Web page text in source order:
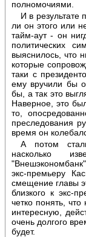
полномочиями.
И в
ли он этого или
тайм-аут - он
политических
выяснилось, что
которые
таки с
ему вручили бы
бы, а так это
Наверное, это
то,
преследования
время он
А потом
насколько
экс-премьеру
смещение главы
близкого к экс-
четко понять,
интересную,
очень долгого
будет.